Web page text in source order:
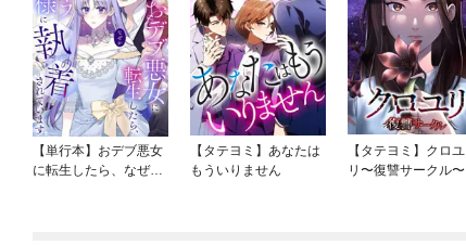
【単行本】おデブ悪女
に転生したら、なぜか
【タテヨミ】あなたは
もういりません
【タテヨミ】クロユ
リ〜復讐サークル〜